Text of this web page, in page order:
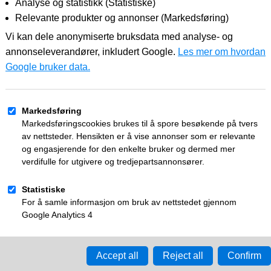
Frakt: 200
Produktnummer:LR082900
utvalg av moderne og dynamiske design. Før 21 MY.
er kun per felg.
over. Får du ikke søketreff? Send oss en
priser til deg.